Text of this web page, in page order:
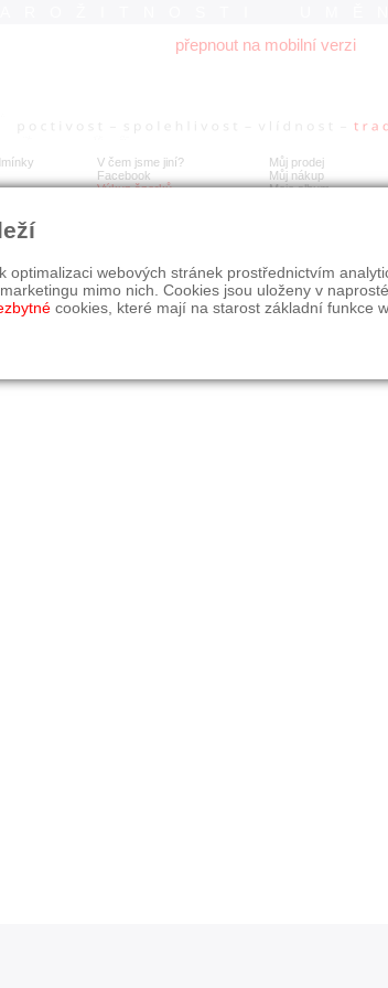
přepnout na mobilní verzi
V čem jsme jiní?
Facebook
Výkup šperků
Můj prodej
Můj nákup
Moje album
1809, s.r.o.
optimalizaci webových stránek prostřednictvím
mimo nich. Cookies jsou uloženy v
cookies, které mají na starost základní funkce